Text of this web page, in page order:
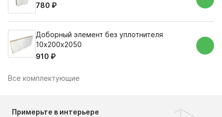
780 ₽
Доборный элемент без уплотнителя
10х200х2050
910 ₽
Все комплектующие
Примерьте в интерьере